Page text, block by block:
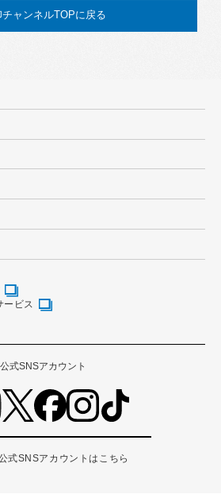
チャンネルTOPに戻る
ビス
公式SNSアカウント
式SNSアカウントはこちら